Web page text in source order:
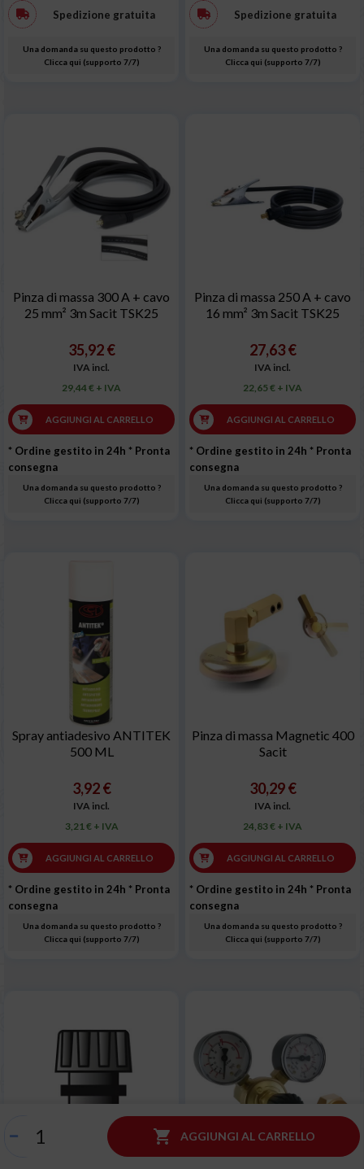
 AGGIUNGI AL CARRELLO
Spedizione gratuita
Una domanda su questo prodotto ?
Clicca qui (supporto 7/7)
Spedizione gratuita
Una domanda su questo prodotto ?
Clicca qui (supporto 7/7)
Pinza di massa 300 A + cavo
25 mm² 3m Sacit TSK25
35,92 €
IVA incl.
29,44 € + IVA
AGGIUNGI AL CARRELLO
* Ordine gestito in 24h * Pronta
consegna
Una domanda su questo prodotto ?
Clicca qui (supporto 7/7)
Pinza di massa 250 A + cavo
16 mm² 3m Sacit TSK25
27,63 €
IVA incl.
22,65 € + IVA
AGGIUNGI AL CARRELLO
* Ordine gestito in 24h * Pronta
consegna
Una domanda su questo prodotto ?
Clicca qui (supporto 7/7)
Spray antiadesivo ANTITEK
500 ML
3,92 €
IVA incl.
3,21 € + IVA
AGGIUNGI AL CARRELLO
* Ordine gestito in 24h * Pronta
consegna
Una domanda su questo prodotto ?
Clicca qui (supporto 7/7)
Pinza di massa Magnetic 400
Sacit
30,29 €
IVA incl.
24,83 € + IVA
AGGIUNGI AL CARRELLO
* Ordine gestito in 24h * Pronta
consegna
Una domanda su questo prodotto ?
Clicca qui (supporto 7/7)